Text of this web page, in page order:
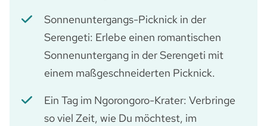
Sonnenuntergangs-Picknick in der
Serengeti: Erlebe einen romantischen
Sonnenuntergang in der Serengeti mit
einem maßgeschneiderten Picknick.
Ein Tag im Ngorongoro-Krater: Verbringe
so viel Zeit, wie Du möchtest, im